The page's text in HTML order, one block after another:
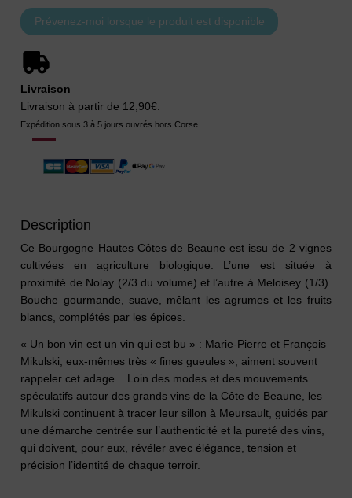
Livraison
Livraison à partir de 12,90€.
Expédition sous 3 à 5 jours ouvrés hors Corse
Description
Ce Bourgogne Hautes Côtes de Beaune est issu de 2 vignes
cultivées en agriculture biologique. L’une est située à
proximité de Nolay (2/3 du volume) et l’autre à Meloisey (1/3).
Bouche gourmande, suave, mêlant les agrumes et les fruits
blancs, complétés par les épices.
« Un bon vin est un vin qui est bu » : Marie-Pierre et François
Mikulski, eux-mêmes très « fines gueules », aiment souvent
rappeler cet adage... Loin des modes et des mouvements
spéculatifs autour des grands vins de la Côte de Beaune, les
Mikulski continuent à tracer leur sillon à Meursault, guidés par
une démarche centrée sur l’authenticité et la pureté des vins,
qui doivent, pour eux, révéler avec élégance, tension et
précision l’identité de chaque terroir.